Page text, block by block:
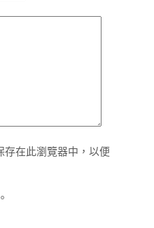
存在此瀏覽器中，以便